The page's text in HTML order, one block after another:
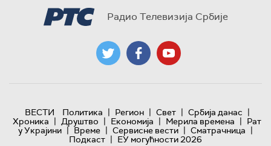
Радио Телевизија Србије
ВЕСТИ Политика | Регион | Свет | Србија данас |
Хроника | Друштво | Економија | Мерила времена | Рат
у Украјини | Време | Сервисне вести | Сматрачница |
Подкаст | ЕУ могућности 2026